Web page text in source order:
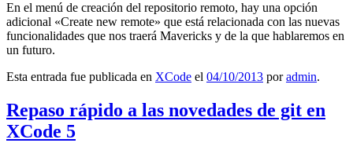
En el menú de creación del repositorio remoto, hay una opción
adicional «Create new remote» que está relacionada con las nuevas
funcionalidades que nos traerá Mavericks y de la que hablaremos en
un futuro.
Esta entrada fue publicada en XCode el 04/10/2013 poradmin.
Repaso rápido a las novedades de git en
XCode 5